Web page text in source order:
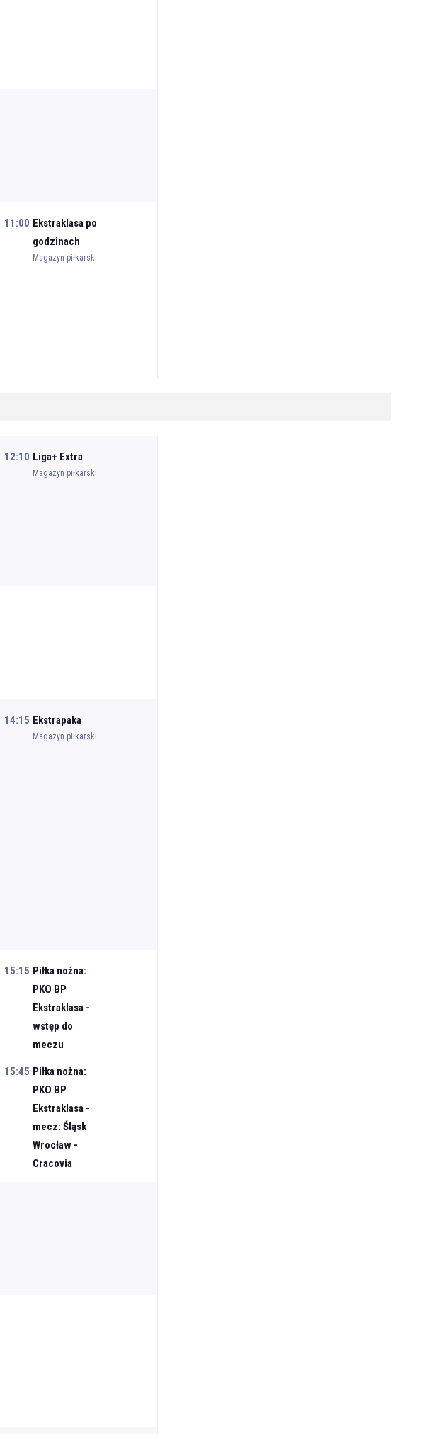
11:00 Ekstraklasa po
godzinach
Magazyn piłkarski
12:10 Liga+ Extra
Magazyn piłkarski
14:15 Ekstrapaka
Magazyn piłkarski
15:15 Piłka nożna:
PKO BP
Ekstraklasa -
wstęp do
meczu
15:45 Piłka nożna:
PKO BP
Ekstraklasa -
mecz: Śląsk
Wrocław -
Cracovia